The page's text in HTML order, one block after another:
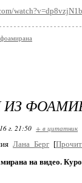
г. 21:50 + в цитатник
Лана_Берг [
на видео.